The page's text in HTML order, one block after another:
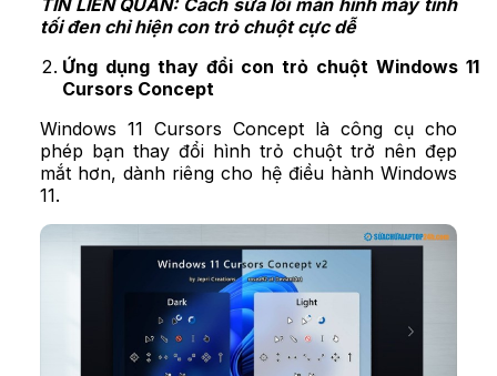
tối đen chỉ hiện con trỏ chuột cực dễ
Ứng dụng thay đổi con trỏ chuột Windows 11
Cursors Concept
Windows 11 Cursors Concept là công cụ cho
phép bạn thay đổi hình trỏ chuột trở nên đẹp
mắt hơn, dành riêng cho hệ điều hành Windows
11.